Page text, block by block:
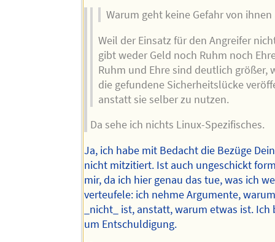
Warum geht keine Gefahr von ihnen
Weil der Einsatz für den Angreifer
gibt weder Geld noch Ruhm noch
Ruhm und Ehre sind deutlich größer,
die gefundene Sicherheitslücke
anstatt sie selber zu nutzen.
Da sehe ich nichts Linux-Spezifisches.
Ja, ich habe mit Bedacht die Bezüge
nicht mitzitiert. Ist auch ungeschickt
mir, da ich hier genau das tue, was ich
verteufele: ich nehme Argumente,
_nicht_ ist, anstatt, warum etwas ist.
um Entschuldigung.